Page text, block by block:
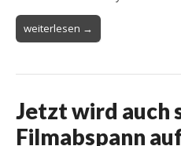
weiterlesen →
Jetzt wird auch
Filmabspann